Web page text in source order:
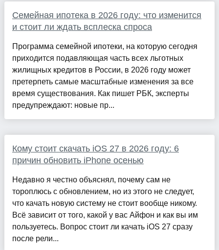
Семейная ипотека в 2026 году: что изменится
и стоит ли ждать всплеска спроса
Программа семейной ипотеки, на которую сегодня
приходится подавляющая часть всех льготных
жилищных кредитов в России, в 2026 году может
претерпеть самые масштабные изменения за все
время существования. Как пишет РБК, эксперты
предупреждают: новые пр...
Кому стоит скачать iOS 27 в 2026 году: 6
причин обновить iPhone осенью
Недавно я честно объяснял, почему сам не
тороплюсь с обновлением, но из этого не следует,
что качать новую систему не стоит вообще никому.
Всё зависит от того, какой у вас Айфон и как вы им
пользуетесь. Вопрос стоит ли качать iOS 27 сразу
после рели...